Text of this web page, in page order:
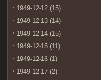
1949-12-12 (15)
1949-12-13 (14)
1949-12-14 (15)
1949-12-15 (11)
1949-12-16 (1)
1949-12-17 (2)